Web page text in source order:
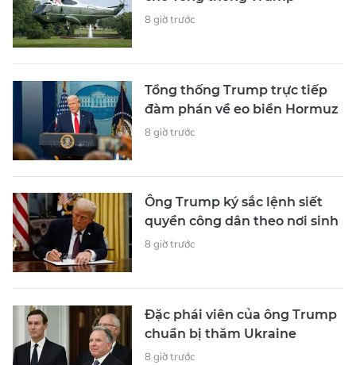
8 giờ trước
Tổng thống Trump trực tiếp
đàm phán về eo biển Hormuz
8 giờ trước
Ông Trump ký sắc lệnh siết
quyền công dân theo nơi sinh
8 giờ trước
Đặc phái viên của ông Trump
chuẩn bị thăm Ukraine
8 giờ trước